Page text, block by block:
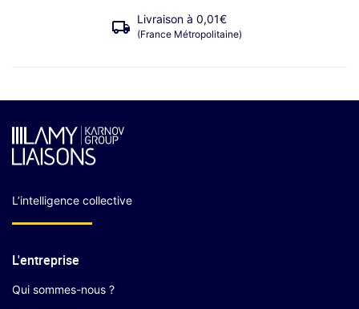
Livraison à 0,01€
(France Métropolitaine)
L’intelligence collective
L'entreprise
Qui sommes-nous ?